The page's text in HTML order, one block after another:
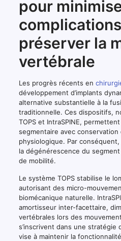
pour
préserver la
vertébrale
Les progrès récents en
développement d’implants
alternative substantielle à la
traditionnelle. Ces dispositifs,
TOPS et IntraSPINE,
segmentaire avec conservation
physiologique. Par
la dégénérescence du
de mobilité.
Le système TOPS stabilise le
autorisant des micro-
biomécanique naturelle.
amortisseur inter-facettaire,
vertébrales lors des
s’inscrivent dans une
vise à maintenir la